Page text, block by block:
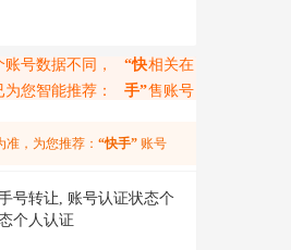
号数据不同，
您智能推荐：
“快
手”
相关在
售账号
，为您推荐： “快手” 账号
号转让, 账号认证状态个
个人认证